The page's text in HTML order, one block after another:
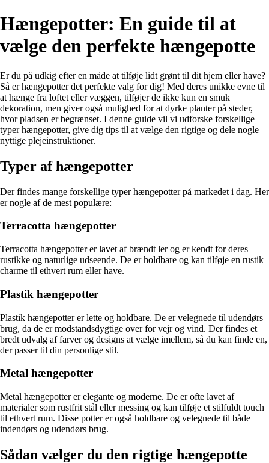
Hængepotter: En guide til at
vælge den perfekte hængepotte
Er du på udkig efter en måde at tilføje lidt grønt til dit hjem eller have?
Så er hængepotter det perfekte valg for dig! Med deres unikke evne til
at hænge fra loftet eller væggen, tilføjer de ikke kun en smuk
dekoration, men giver også mulighed for at dyrke planter på steder,
hvor pladsen er begrænset. I denne guide vil vi udforske forskellige
typer hængepotter, give dig tips til at vælge den rigtige og dele nogle
nyttige plejeinstruktioner.
Typer af hængepotter
Der findes mange forskellige typer hængepotter på markedet i dag. Her
er nogle af de mest populære:
Terracotta hængepotter
Terracotta hængepotter er lavet af brændt ler og er kendt for deres
rustikke og naturlige udseende. De er holdbare og kan tilføje en rustik
charme til ethvert rum eller have.
Plastik hængepotter
Plastik hængepotter er lette og holdbare. De er velegnede til udendørs
brug, da de er modstandsdygtige over for vejr og vind. Der findes et
bredt udvalg af farver og designs at vælge imellem, så du kan finde en,
der passer til din personlige stil.
Metal hængepotter
Metal hængepotter er elegante og moderne. De er ofte lavet af
materialer som rustfrit stål eller messing og kan tilføje et stilfuldt touch
til ethvert rum. Disse potter er også holdbare og velegnede til både
indendørs og udendørs brug.
Sådan vælger du den rigtige hængepotte